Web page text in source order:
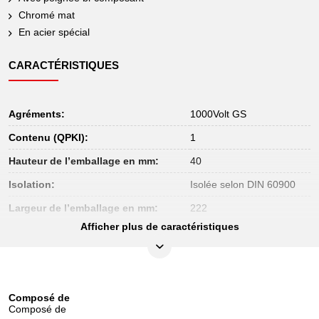
Chromé mat
En acier spécial
CARACTÉRISTIQUES
Agréments: 1000Volt GS
Contenu (QPKI): 1
Hauteur de l’emballage en mm: 40
Isolation: Isolée selon DIN 60900
Largeur de l’emballage en mm: 222
Longueur de l’emballage en mm: 380
Norme:
Afficher plus de caractéristiques
Composé de
Composé de